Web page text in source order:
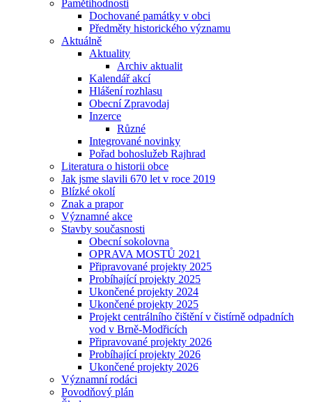
Pamětihodnosti
Dochované památky v obci
Předměty historického významu
Aktuálně
Aktuality
Archiv aktualit
Kalendář akcí
Hlášení rozhlasu
Obecní Zpravodaj
Inzerce
Různé
Integrované novinky
Pořad bohoslužeb Rajhrad
Literatura o historii obce
Jak jsme slavili 670 let v roce 2019
Blízké okolí
Znak a prapor
Významné akce
Stavby současnosti
Obecní sokolovna
OPRAVA MOSTŮ 2021
Připravované projekty 2025
Probíhající projekty 2025
Ukončené projekty 2024
Ukončené projekty 2025
Projekt centrálního čištění v čistírně odpadních
vod v Brně-Modřicích
Připravované projekty 2026
Probíhající projekty 2026
Ukončené projekty 2026
Významní rodáci
Povodňový plán